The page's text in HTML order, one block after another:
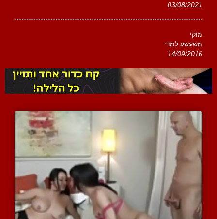
03/08/2021
מוקי
משעשע למדי
14/09/2016